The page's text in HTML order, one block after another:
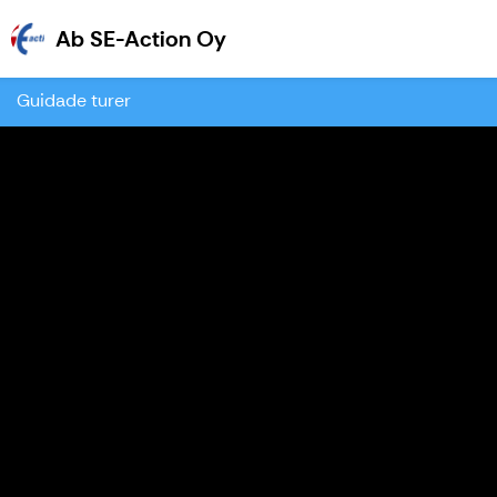
Ab SE-Action OyAb SE-Action Oy
Guidade turer